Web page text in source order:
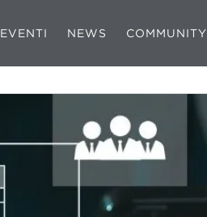
EVENTI NEWS COMMUNITY